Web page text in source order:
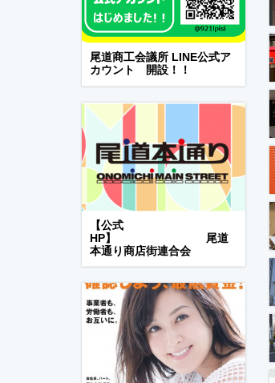
尾道商工会議所 LINE公式ア
カウント 開設！！
【公式
HP】 尾道
本通り商店街連合会